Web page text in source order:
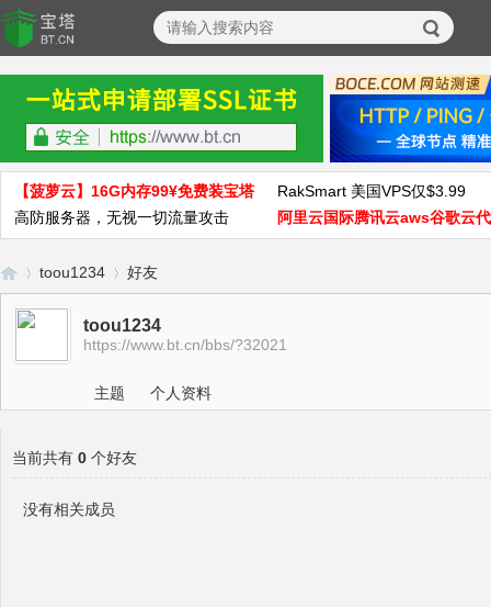
【菠萝云】16G内存99¥免费装宝塔
RakSmart 美国VPS仅$3.99
高防服务器，无视一切流量攻击
阿里云国际腾讯云aws谷歌云
宝›
toou1234 好友
toou1234
https://www.bt.cn/bbs/?32021
主题 个人资料
当前共有 0 个好友
没有相关成员